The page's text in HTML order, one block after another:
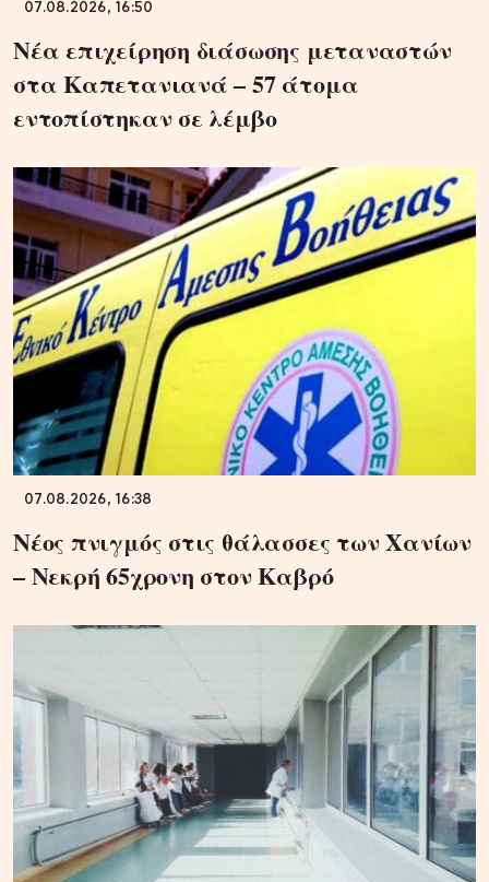
07.08.2026, 16:50
Νέα επιχείρηση διάσωσης μεταναστών
στα Καπετανιανά – 57 άτομα
εντοπίστηκαν σε λέμβο
07.08.2026, 16:38
Νέος πνιγμός στις θάλασσες των Χανίων
– Νεκρή 65χρονη στον Καβρό